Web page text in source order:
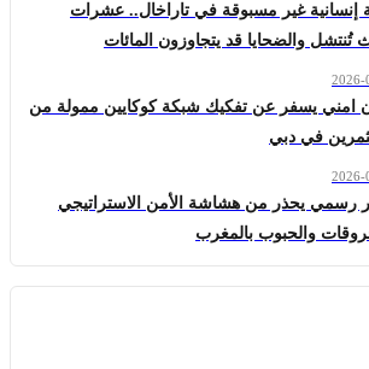
إنسانية غير مسبوقة في تاراخال.. عشرات
تُنتشل والضحايا قد يتجاوزون المائات
2026-
امني يسفر عن تفكيك شبكة كوكايين ممولة من
في دبي
2026-
رسمي يحذر من هشاشة الأمن الاستراتيجي
والحبوب بالمغرب